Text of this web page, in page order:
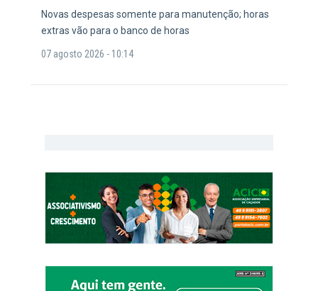
Novas despesas somente para manutenção; horas
extras vão para o banco de horas
07 agosto 2026 - 10:14